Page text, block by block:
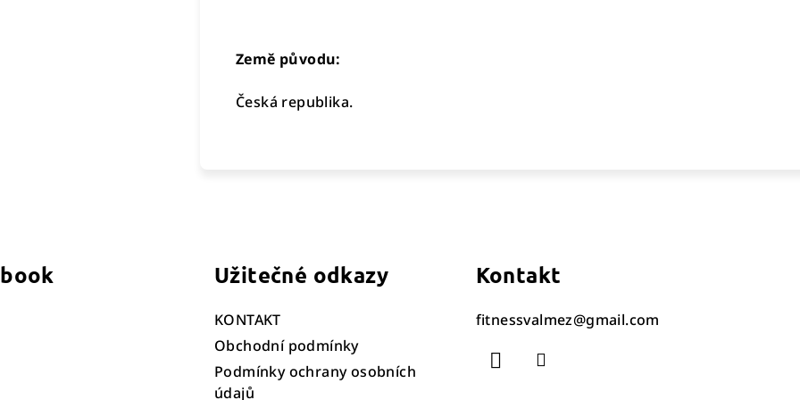
Země původu:
Česká republika.
Užitečné odkazy
KONTAKT
Obchodní podmínky
Podmínky ochrany osobních
údajů
Kontakt
fitnessvalmez@gmail.com